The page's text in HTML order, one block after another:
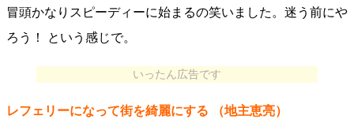
冒頭かなりスピーディーに始まるの笑いました。迷う前にや
ろう！ という感じで。
いったん広告です
レフェリーになって街を綺麗にする （地主恵亮）